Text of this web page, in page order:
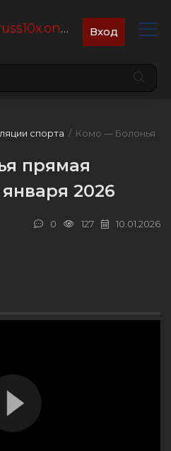
Вход
спорта / Комо — Болонья
прямая
2026
10.01.2026
127
0